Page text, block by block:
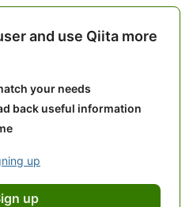
and use Qiita more
your needs
back useful information
up
up